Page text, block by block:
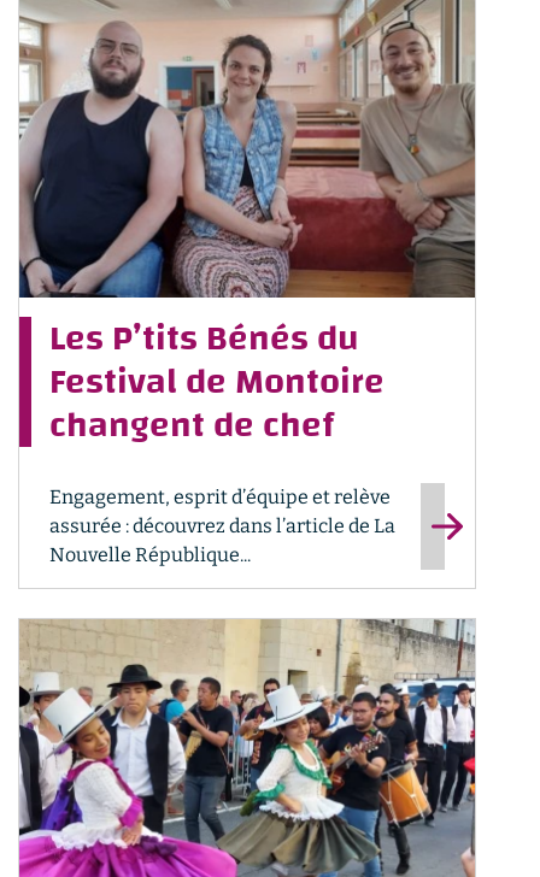
Les P’tits Bénés du
Festival de Montoire
changent de chef
Engagement, esprit d’équipe et relève
assurée : découvrez dans l’article de La
Nouvelle République...